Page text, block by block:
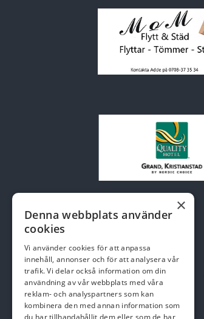
×
Denna webbplats använder
cookies
Vi använder cookies för att anpassa
innehåll, annonser och för att analysera vår
trafik. Vi delar också information om din
användning av vår webbplats med våra
reklam- och analyspartners som kan
kombinera den med annan information som
du har tillhandahållit dem eller som de har